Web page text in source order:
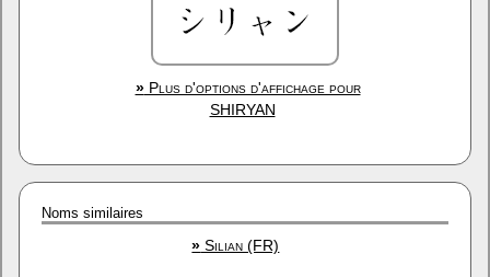
»Plus d'options d'affichage pour
SHIRYAN
Noms similaires
» Silian (FR)